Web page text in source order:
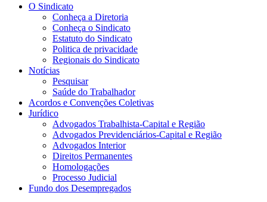
O Sindicato
Conheça a Diretoria
Conheça o Sindicato
Estatuto do Sindicato
Politica de privacidade
Regionais do Sindicato
Notícias
Pesquisar
Saúde do Trabalhador
Acordos e Convenções Coletivas
Jurídico
Advogados Trabalhista-Capital e Região
Advogados Previdenciários-Capital e Região
Advogados Interior
Direitos Permanentes
Homologações
Processo Judicial
Fundo dos Desempregados